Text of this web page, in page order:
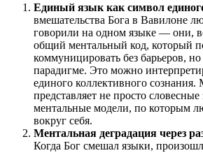
Единый язык как символ
вмешательства Бога в Вавилоне
говорили на одном языке — они,
общий ментальный код, который
коммуницировать без барьеров,
парадигме. Это можно
единого коллективного сознания.
представляет не просто словесные
ментальные модели, по которым
вокруг себя.
Ментальная деградация через
Когда Бог смешал языки,